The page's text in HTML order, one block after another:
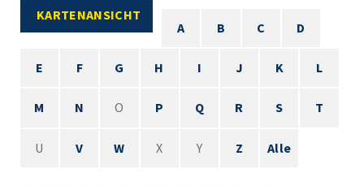
KARTENANSICHT
A
B C D
E F G H I J K L
M N O P Q R S T
U V W X Y Z Alle